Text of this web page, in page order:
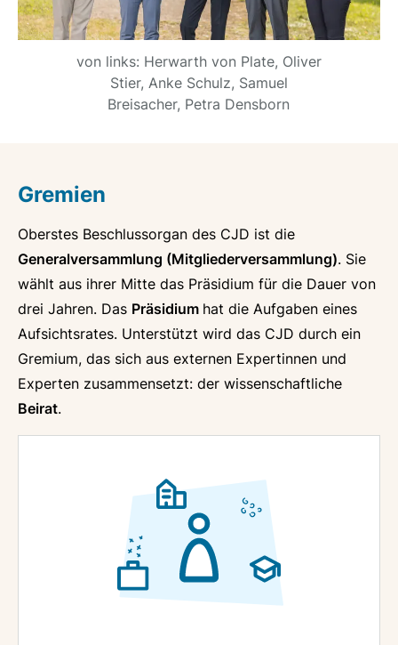
von links: Herwarth von Plate, Oliver
Stier, Anke Schulz, Samuel
Breisacher, Petra Densborn
Gremien
Oberstes Beschlussorgan des CJD ist die
Generalversammlung (Mitgliederversammlung). Sie
wählt aus ihrer Mitte das Präsidium für die Dauer von
drei Jahren. Das Präsidium hat die Aufgaben eines
Aufsichtsrates. Unterstützt wird das CJD durch ein
Gremium, das sich aus externen Expertinnen und
Experten zusammensetzt: der wissenschaftliche
Beirat.